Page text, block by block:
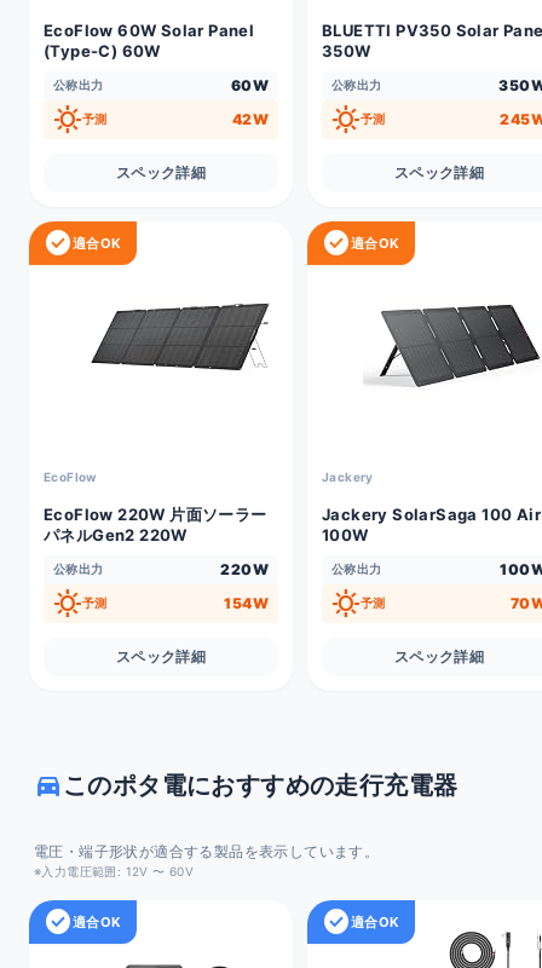
EcoFlow 60W Solar Panel
(Type-C) 60W
公称出力 60W
sunny予測 42W
スペック詳細
BLUETTI PV350 Solar
350W
公称出力
sunny予測
スペック詳細
check_circle適合OK
EcoFlow
EcoFlow 220W 片面ソーラー
パネルGen2 220W
公称出力 220W
sunny予測 154W
スペック詳細
check_circle適合OK
Jackery
Jackery SolarSaga 100 Air
100W
公称出力
sunny予測
スペック詳細
directions_car このポタ電におすすめの走行充電器
電圧・端子形状が適合する製品を表示しています。
※入力電圧範囲: 12V 〜 60V
check_circle適合OK check_circle適合OK